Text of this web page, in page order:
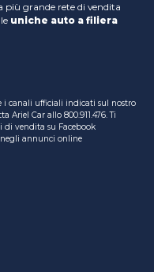
più grande rete di vendita
uniche auto a filiera
i canali ufficiali indicati sul nostro
Car allo 800.911.476. Ti
vendita su Facebook
annunci online